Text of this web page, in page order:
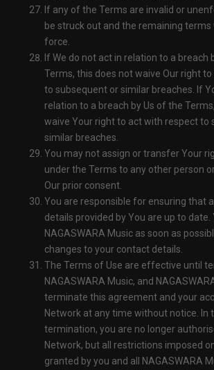
If any of the Terms are invalid or
be struck out and the remaining terms
force.
If We do not act in relation to a breach
Terms, this does not waive Our right
to subsequent or similar breaches. If
relation to a breach by Us of the
waive Your right to act with respect to
similar breaches.
You may not assign or transfer Your
under the Terms to any other person
Our prior consent.
You are responsible for ensuring that
details provided by You are up to
NAGASWARA Music as soon as
changes to your contact details.
The Terms of Use are effective until
NAGASWARA Music, and
terminate this agreement and your
Network at any time without notice. In
termination, you are no longer
Network, but all restrictions imposed
granted by you and all NAGASWARA